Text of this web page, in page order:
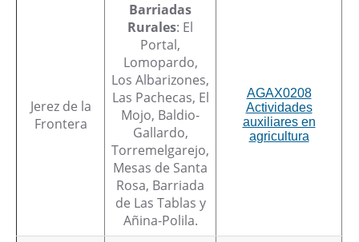
Jerez de la
Frontera
Barriadas
Rurales: El
Portal,
Lomopardo,
Los Albarizones,
Las Pachecas, El
Mojo, Baldio-
Gallardo,
Torremelgarejo,
Mesas de Santa
Rosa, Barriada
de Las Tablas y
Añina-Polila.
AGAX0208
Actividades
auxiliares en
agricultura